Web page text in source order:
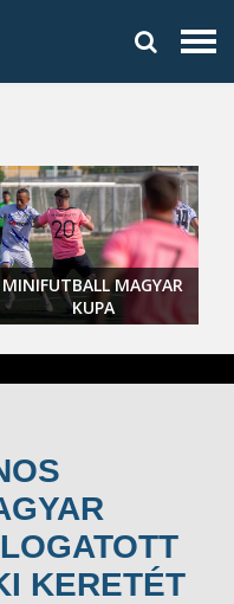
MINIFUTBALL MAGYAR
KUPA
KERETÉT